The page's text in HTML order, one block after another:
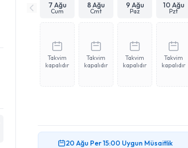
7 Ağu
Cum
8 Ağu
Cmt
9 Ağu
Paz
10 Ağu
Pzt
Takvim
kapalıdır
Takvim
kapalıdır
Takvim
kapalıdır
Takvim
kapalıdır
20 Ağu Per15:00 Uygun Müsaitlik